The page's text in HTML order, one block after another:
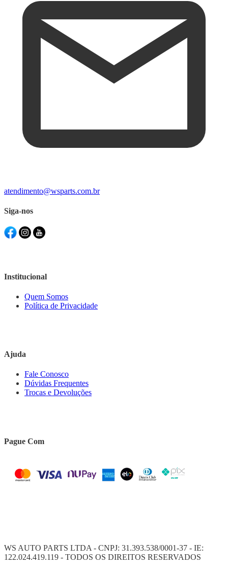
atendimento@wsparts.com.br
Siga-nos
Institucional
Quem Somos
Política de Privacidade
Ajuda
Fale Conosco
Dúvidas Frequentes
Trocas e Devoluções
Pague Com
WS AUTO PARTS LTDA - CNPJ: 31.393.538/0001-37 - IE:
122.024.419.119 - TODOS OS DIREITOS RESERVADOS